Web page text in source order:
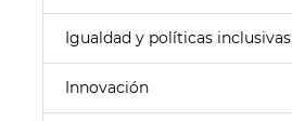
Igualdad y políticas inclusivas
Innovación